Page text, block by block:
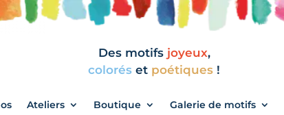
Des motifs joyeux,
colorés et poétiques !
Ateliers Boutique Galerie de motifs